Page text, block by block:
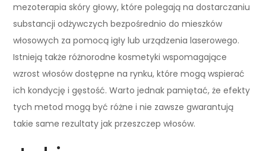
mezoterapia skóry głowy, które polegają na dostarczaniu
substancji odżywczych bezpośrednio do mieszków
włosowych za pomocą igły lub urządzenia laserowego.
Istnieją także różnorodne kosmetyki wspomagające
wzrost włosów dostępne na rynku, które mogą wspierać
ich kondycję i gęstość. Warto jednak pamiętać, że efekty
tych metod mogą być różne i nie zawsze gwarantują
takie same rezultaty jak przeszczep włosów.